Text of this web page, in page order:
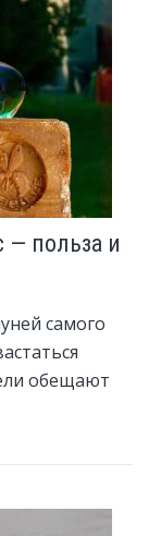
— польза и
самого
обещают